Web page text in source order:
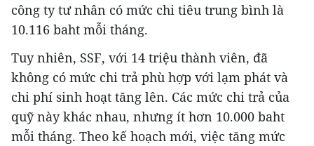
công ty tư nhân có mức chi tiêu trung bình là
10.116 baht mỗi tháng.
Tuy nhiên, SSF, với 14 triệu thành viên, đã
không có mức chi trả phù hợp với lạm phát và
chi phí sinh hoạt tăng lên. Các mức chi trả của
quỹ này khác nhau, nhưng ít hơn 10.000 baht
mỗi tháng. Theo kế hoạch mới, việc tăng mức